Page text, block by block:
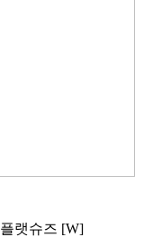
랫슈즈 [W]